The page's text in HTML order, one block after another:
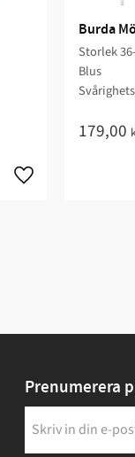
Burda
Storlek
Blus
179,00
Prenumerera